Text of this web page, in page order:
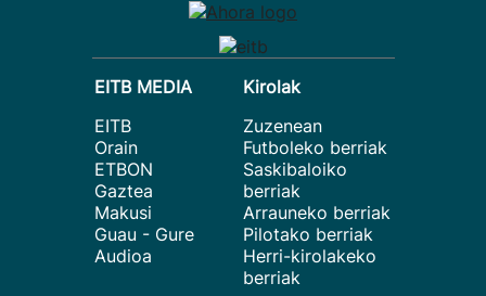
EITB MEDIA
EITB
Orain
ETBON
Gaztea
Makusi
Guau - Gure
Audioa
Kirolak
Zuzenean
Futboleko berriak
Saskibaloiko
berriak
Arrauneko berriak
Pilotako berriak
Herri-kirolakeko
berriak